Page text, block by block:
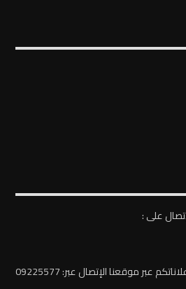
على :
عبر موقعنا الإتصال عبر: 09225577